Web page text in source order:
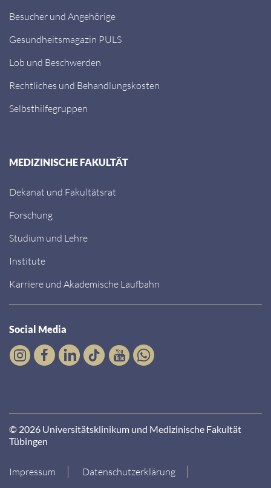
Besucher und Angehörige
Gesundheitsmagazin PULS
Lob und Beschwerden
Rechtliches und Behandlungskosten
Selbsthilfegruppen
MEDIZINISCHE FAKULTÄT
Dekanat und Fakultätsrat
Forschung
Studium und Lehre
Institute
Karriere und Akademische Laufbahn
Social Media
© 2026 Universitätsklinikum und Medizinische Fakultät
Tübingen
Impressum Datenschutzerklärung